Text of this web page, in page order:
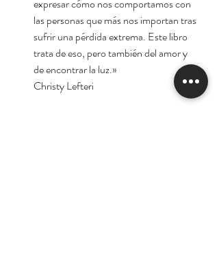
expresar cómo nos comportamos con
las personas que más nos importan tras
sufrir una pérdida extrema. Este libro
trata de eso, pero también del amor y
de encontrar la luz.»
Christy Lefteri